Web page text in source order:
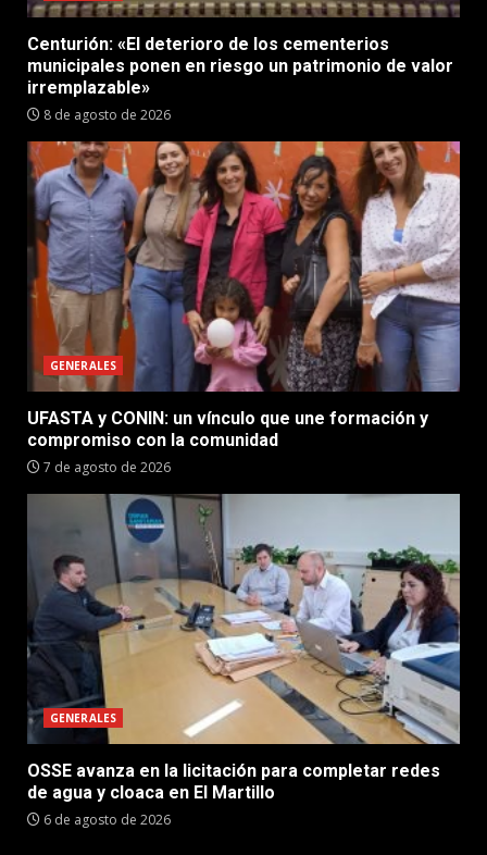
Centurión: «El deterioro de los cementerios
municipales ponen en riesgo un patrimonio de valor
irremplazable»
8 de agosto de 2026
GENERALES
UFASTA y CONIN: un vínculo que une formación y
compromiso con la comunidad
7 de agosto de 2026
GENERALES
OSSE avanza en la licitación para completar redes
de agua y cloaca en El Martillo
6 de agosto de 2026